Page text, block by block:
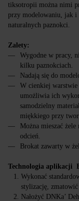
tiksotropii można nimi
przy modelowaniu, jak
naturalnych paznokci.
Zalety:
Wygodne w pracy,
kilku paznokciach.
Nadają się do
W cienkiej warstwie
umożliwia ich
samodzielny
miękkiego przy
Można mieszać
odcień.
Brokat zawarty w
Technologia aplikacji
Wykonać
stylizację,
Nałożyć DNKa’